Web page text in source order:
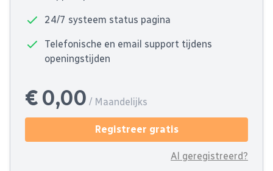
24/7 systeem status pagina
Telefonische en email support tijdens
openingstijden
€ 0,00 / Maandelijks
Registreer gratis
Al geregistreerd?